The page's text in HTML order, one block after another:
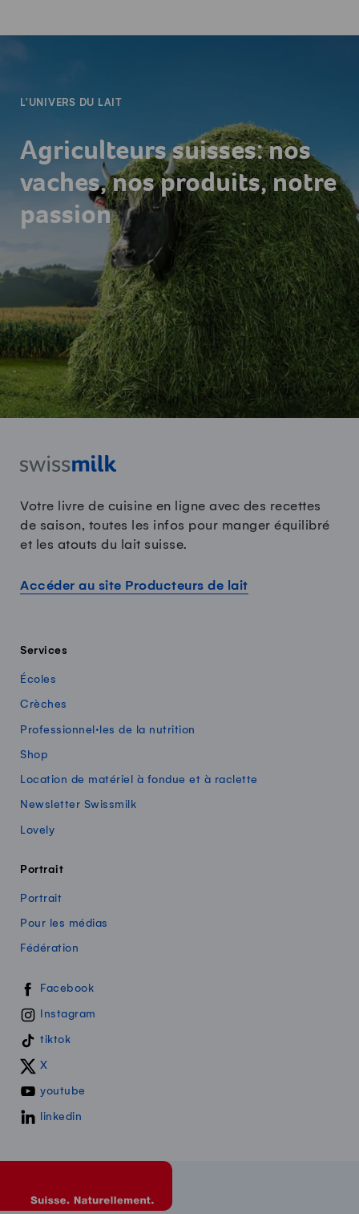
L'UNIVERS DU LAIT
Agriculteurs suisses: nos
vaches, nos produits, notre
passion
Votre livre de cuisine en ligne avec des recettes
de saison, toutes les infos pour manger équilibré
et les atouts du lait suisse.
Accéder au site Producteurs de lait
Services
Écoles
Crèches
Professionnel·les de la nutrition
Shop
Location de matériel à fondue et à raclette
Newsletter Swissmilk
Lovely
Portrait
Portrait
Pour les médias
Fédération
Swissmilk sur les réseaux sociaux
Facebook
Instagram
tiktok
X
youtube
linkedin